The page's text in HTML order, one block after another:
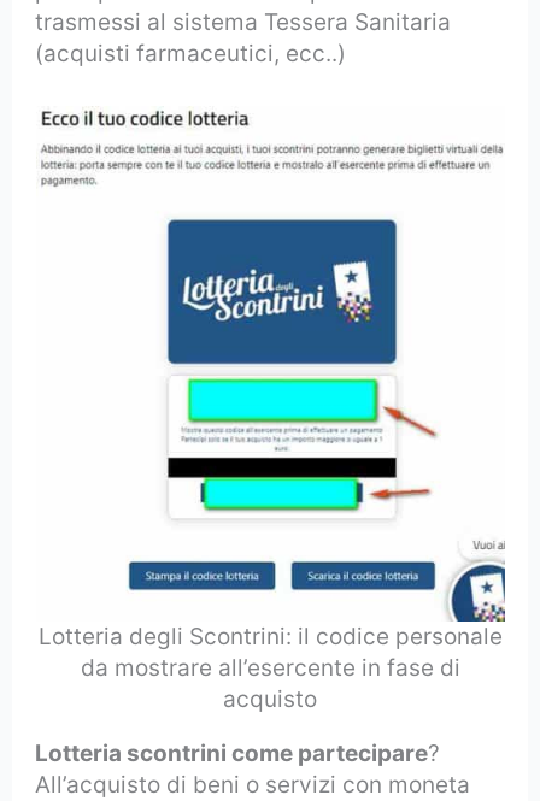
trasmessi al sistema Tessera Sanitaria
(acquisti farmaceutici, ecc..)
Lotteria degli Scontrini: il codice personale
da mostrare all’esercente in fase di
acquisto
Lotteria scontrini come partecipare?
All’acquisto di beni o servizi con moneta